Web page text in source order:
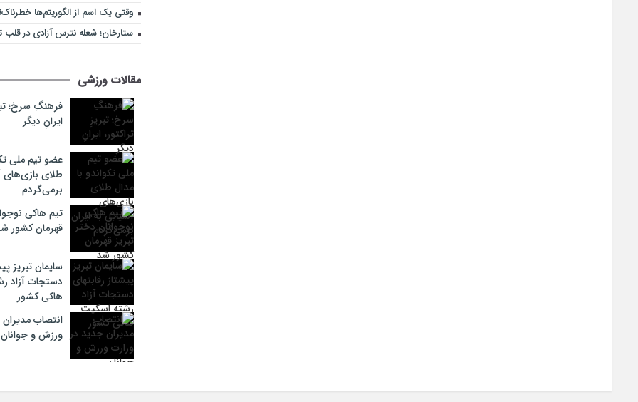
وقتی یک اسم از الگوریتم‌ها
ستارخان؛ شعله نترس آزادی در قلب
مقالات ورزشی
فرهنگِ سرخ؛
ایرانِ دیگر
عضو تیم ملی
طلای بازی‌های
برمی‌گردم
تیم هاکی
قهرمان کشور
سایمان تبریز
دستجات آزاد
هاکی کشور
انتصاب
ورزش و جوانان